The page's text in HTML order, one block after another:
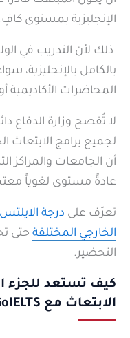
الإنجليزية بمستوى
ذلك لأن التدريب في
بالكامل بالإنجليزية،
المحاضرات الأكاديمية
لجميع برامج الابتعاث
أن الجامعات والمراكز
عادةً مستوى لغوياً
تعرّف على درجة
الخارجي المختلفة حتى
التحضير.
كيف تستعد للجزء
الابتعاث مع GoIELTS ؟